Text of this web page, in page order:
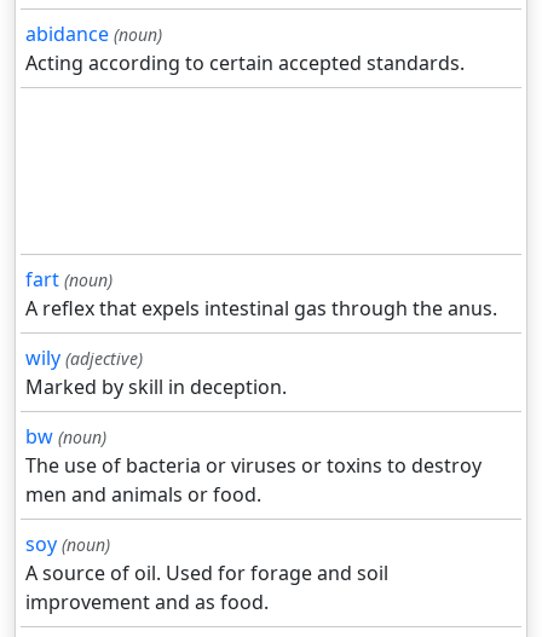
abidance (noun)
Acting according to certain accepted standards.
fart (noun)
A reflex that expels intestinal gas through the anus.
wily (adjective)
Marked by skill in deception.
bw (noun)
The use of bacteria or viruses or toxins to destroy
men and animals or food.
soy (noun)
A source of oil. Used for forage and soil
improvement and as food.